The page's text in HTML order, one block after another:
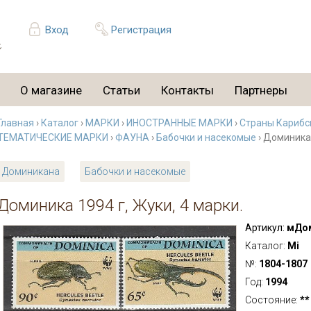
Вход Регистрация
О магазине Статьи Контакты Партнеры
› Каталог › МАРКИ › ИНОСТРАННЫЕ МАРКИ ›Страны
МАРКИ ›ФАУНА › Бабочки и насекомые ›
Доминикана Бабочки и насекомые
1994 г, Жуки, 4 марки.
Артикул:
Каталог: Mi
№: 1804-1807
Год: 1994
Состояние: **